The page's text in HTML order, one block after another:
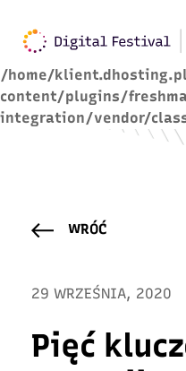
Warning : Trying to
type null in
/home/
content/plugins/
integration/vendor/
WRÓĆ
29 WRZEŚNIA, 2020
Pięć